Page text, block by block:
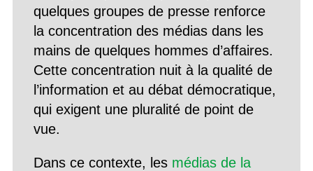
quelques groupes de presse renforce
la concentration des médias dans les
mains de quelques hommes d’affaires.
Cette concentration nuit à la qualité de
l’information et au débat démocratique,
qui exigent une pluralité de point de
vue.
Dans ce contexte, les médias de la